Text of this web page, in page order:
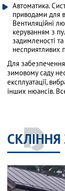
Автоматика.
приводами для
Вентиляційні
керуванням з
задимленості
несприятливих
Для
зимовому саду
експлуатації,
інших нюансів.